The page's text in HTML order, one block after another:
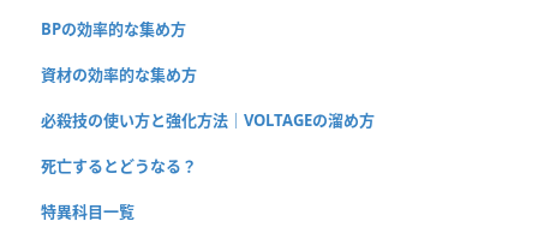
BPの効率的な集め方
資材の効率的な集め方
必殺技の使い方と強化方法｜VOLTAGEの溜め方
死亡するとどうなる？
特異科目一覧